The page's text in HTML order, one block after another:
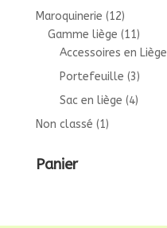
Maroquinerie (12)
Gamme liège (11)
Accessoires en Liège
Portefeuille (3)
Sac en liège (4)
Non classé (1)
Panier